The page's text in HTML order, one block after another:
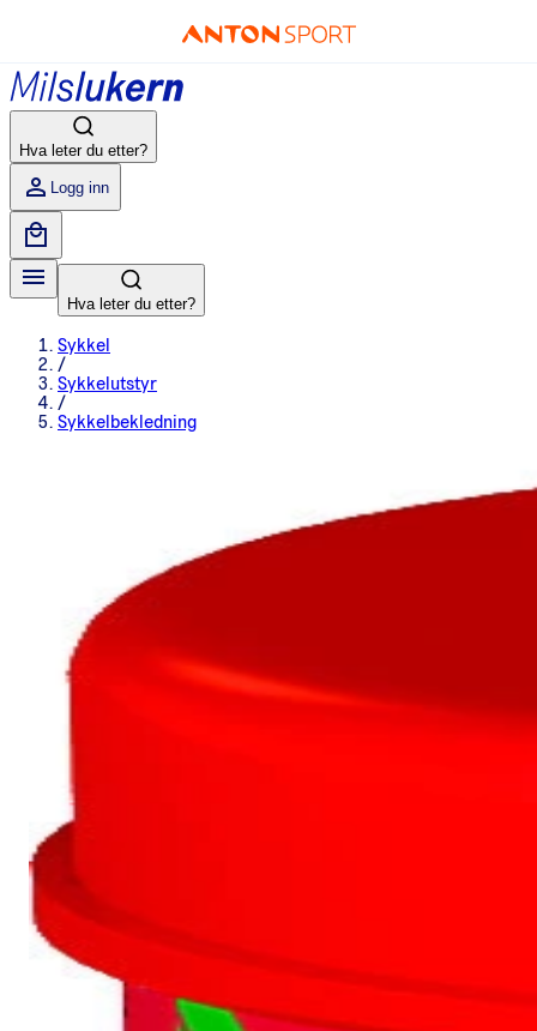
Hva leter du etter?
Logg inn
Hva leter du etter?
Sykkel
/
Sykkelutstyr
/
Sykkelbekledning